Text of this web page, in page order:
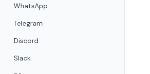
WhatsApp
Telegram
Discord
Slack